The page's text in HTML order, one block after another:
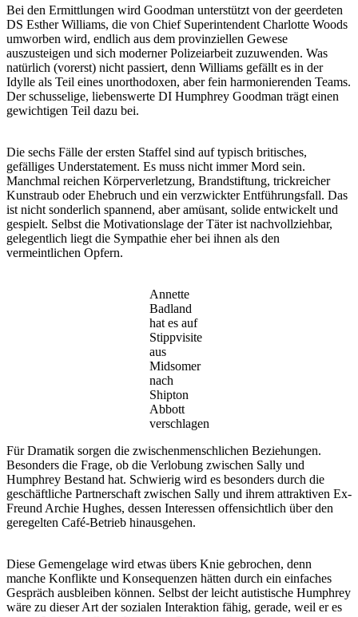
Bei den Ermittlungen wird Goodman unterstützt von der geerdeten
DS Esther Williams, die von Chief Superintendent Charlotte Woods
umworben wird, endlich aus dem provinziellen Gewese
auszusteigen und sich moderner Polizeiarbeit zuzuwenden. Was
natürlich (vorerst) nicht passiert, denn Williams gefällt es in der
Idylle als Teil eines unorthodoxen, aber fein harmonierenden Teams.
Der schusselige, liebenswerte DI Humphrey Goodman trägt einen
gewichtigen Teil dazu bei.
Die sechs Fälle der ersten Staffel sind auf typisch britisches,
gefälliges Understatement. Es muss nicht immer Mord sein.
Manchmal reichen Körperverletzung, Brandstiftung, trickreicher
Kunstraub oder Ehebruch und ein verzwickter Entführungsfall. Das
ist nicht sonderlich spannend, aber amüsant, solide entwickelt und
gespielt. Selbst die Motivationslage der Täter ist nachvollziehbar,
gelegentlich liegt die Sympathie eher bei ihnen als den
vermeintlichen Opfern.
Annette
Badland
hat es auf
Stippvisite
aus
Midsomer
nach
Shipton
Abbott
verschlagen
Für Dramatik sorgen die zwischenmenschlichen Beziehungen.
Besonders die Frage, ob die Verlobung zwischen Sally und
Humphrey Bestand hat. Schwierig wird es besonders durch die
geschäftliche Partnerschaft zwischen Sally und ihrem attraktiven Ex-
Freund Archie Hughes, dessen Interessen offensichtlich über den
geregelten Café-Betrieb hinausgehen.
Diese Gemengelage wird etwas übers Knie gebrochen, denn
manche Konflikte und Konsequenzen hätten durch ein einfaches
Gespräch ausbleiben können. Selbst der leicht autistische Humphrey
wäre zu dieser Art der sozialen Interaktion fähig, gerade, weil er es